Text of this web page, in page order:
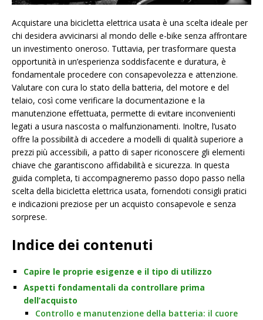
Acquistare una bicicletta elettrica usata è una scelta ideale per
chi desidera avvicinarsi al mondo delle e-bike senza affrontare
un investimento oneroso. Tuttavia, per trasformare questa
opportunità in un’esperienza soddisfacente e duratura, è
fondamentale procedere con consapevolezza e attenzione.
Valutare con cura lo stato della batteria, del motore e del
telaio, così come verificare la documentazione e la
manutenzione effettuata, permette di evitare inconvenienti
legati a usura nascosta o malfunzionamenti. Inoltre, l’usato
offre la possibilità di accedere a modelli di qualità superiore a
prezzi più accessibili, a patto di saper riconoscere gli elementi
chiave che garantiscono affidabilità e sicurezza. In questa
guida completa, ti accompagneremo passo dopo passo nella
scelta della bicicletta elettrica usata, fornendoti consigli pratici
e indicazioni preziose per un acquisto consapevole e senza
sorprese.
Indice dei contenuti
Capire le proprie esigenze e il tipo di utilizzo
Aspetti fondamentali da controllare prima
dell’acquisto
Controllo e manutenzione della batteria: il cuore